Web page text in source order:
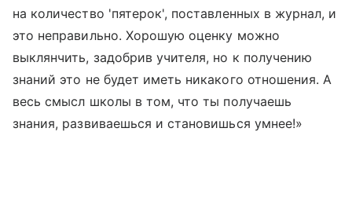
на количество 'пятерок', поставленных в журнал, и
это неправильно. Хорошую оценку можно
выклянчить, задобрив учителя, но к получению
знаний это не будет иметь никакого отношения. А
весь смысл школы в том, что ты получаешь
знания, развиваешься и становишься умнее!»